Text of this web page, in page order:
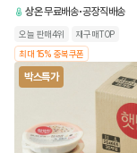
상온무료배송 공장직배송
오늘 판매4위
재구매TOP
최대 15% 중복쿠폰
박스특가